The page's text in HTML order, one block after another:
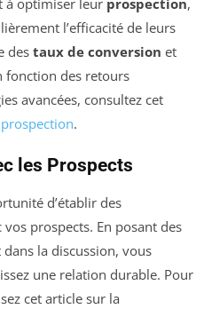
à optimiser leur prospection,
l’efficacité de leurs
des taux de conversion et
fonction des retours
avancées, consultez cet
.
les Prospects
d’établir des
prospects. En posant des
la discussion, vous
une relation durable. Pour
cet article sur la